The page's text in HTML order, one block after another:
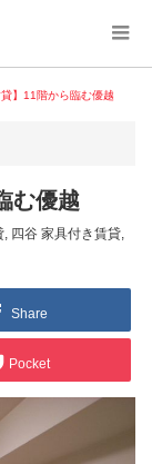
貸】11階から臨む優越
む優越
, 四谷 家具付き賃貸,
Share
Pocket